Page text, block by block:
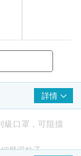
詳情
級口罩，可阻擋
懸浮粒子